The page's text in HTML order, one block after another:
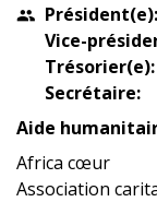
people Président(e):
Vice-
Trésorier(e):
Secrétaire:
Aide
Africa cœur
Association